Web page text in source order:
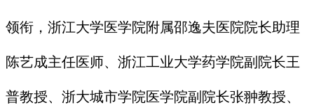
领衔，浙江大学医学院附属邵逸夫医院院长助理
陈艺成主任医师、浙江工业大学药学院副院长王
普教授、浙大城市学院医学院副院长张翀教授、